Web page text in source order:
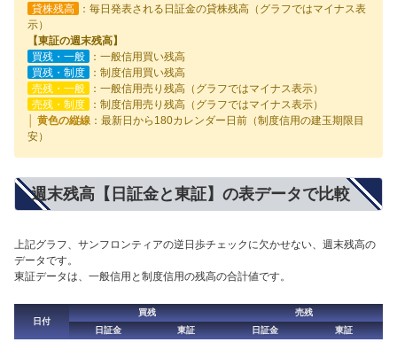
貸株残高
：毎日発表される日証金の貸株残高（グラフではマイナス表
示）
【東証の週末残高】
買残・一般
：一般信用買い残高
買残・制度
：制度信用買い残高
売残・一般
：一般信用売り残高（グラフではマイナス表示）
売残・制度
：制度信用売り残高（グラフではマイナス表示）
│ 黄色の縦線 ：最新日から180カレンダー日前（制度信用の建玉期限目
安）
週末残高【日証金と東証】の表データで比較
上記グラフ、サンフロンティアの逆日歩チェックに欠かせない、週末残高の
データです。
東証データは、一般信用と制度信用の残高の合計値です。
日付
買残
売残
日証金
東証 日証金
東証